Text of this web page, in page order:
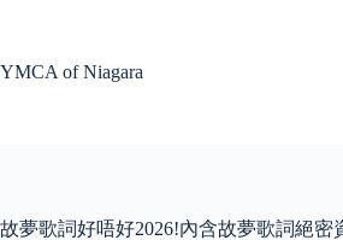
YMCA of Niagara
故夢歌詞好唔好2026!內含故夢歌詞絕密